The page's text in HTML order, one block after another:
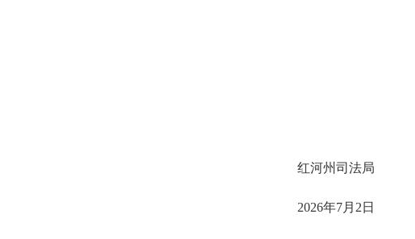
红河州司法局
2026年7月2日